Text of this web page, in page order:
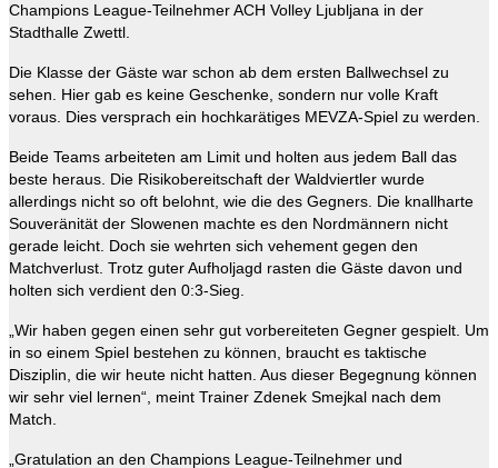
Champions League-Teilnehmer ACH Volley Ljubljana in der
Stadthalle Zwettl.
Die Klasse der Gäste war schon ab dem ersten Ballwechsel zu
sehen. Hier gab es keine Geschenke, sondern nur volle Kraft
voraus. Dies versprach ein hochkarätiges MEVZA-Spiel zu werden.
Beide Teams arbeiteten am Limit und holten aus jedem Ball das
beste heraus. Die Risikobereitschaft der Waldviertler wurde
allerdings nicht so oft belohnt, wie die des Gegners. Die knallharte
Souveränität der Slowenen machte es den Nordmännern nicht
gerade leicht. Doch sie wehrten sich vehement gegen den
Matchverlust. Trotz guter Aufholjagd rasten die Gäste davon und
holten sich verdient den 0:3-Sieg.
„Wir haben gegen einen sehr gut vorbereiteten Gegner gespielt. Um
in so einem Spiel bestehen zu können, braucht es taktische
Disziplin, die wir heute nicht hatten. Aus dieser Begegnung können
wir sehr viel lernen“, meint Trainer Zdenek Smejkal nach dem
Match.
„Gratulation an den Champions League-Teilnehmer und